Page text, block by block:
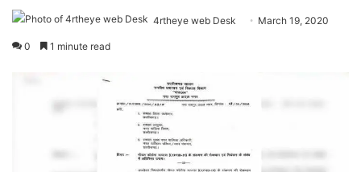
4rtheye web Desk March 19, 2020
0 1 minute read